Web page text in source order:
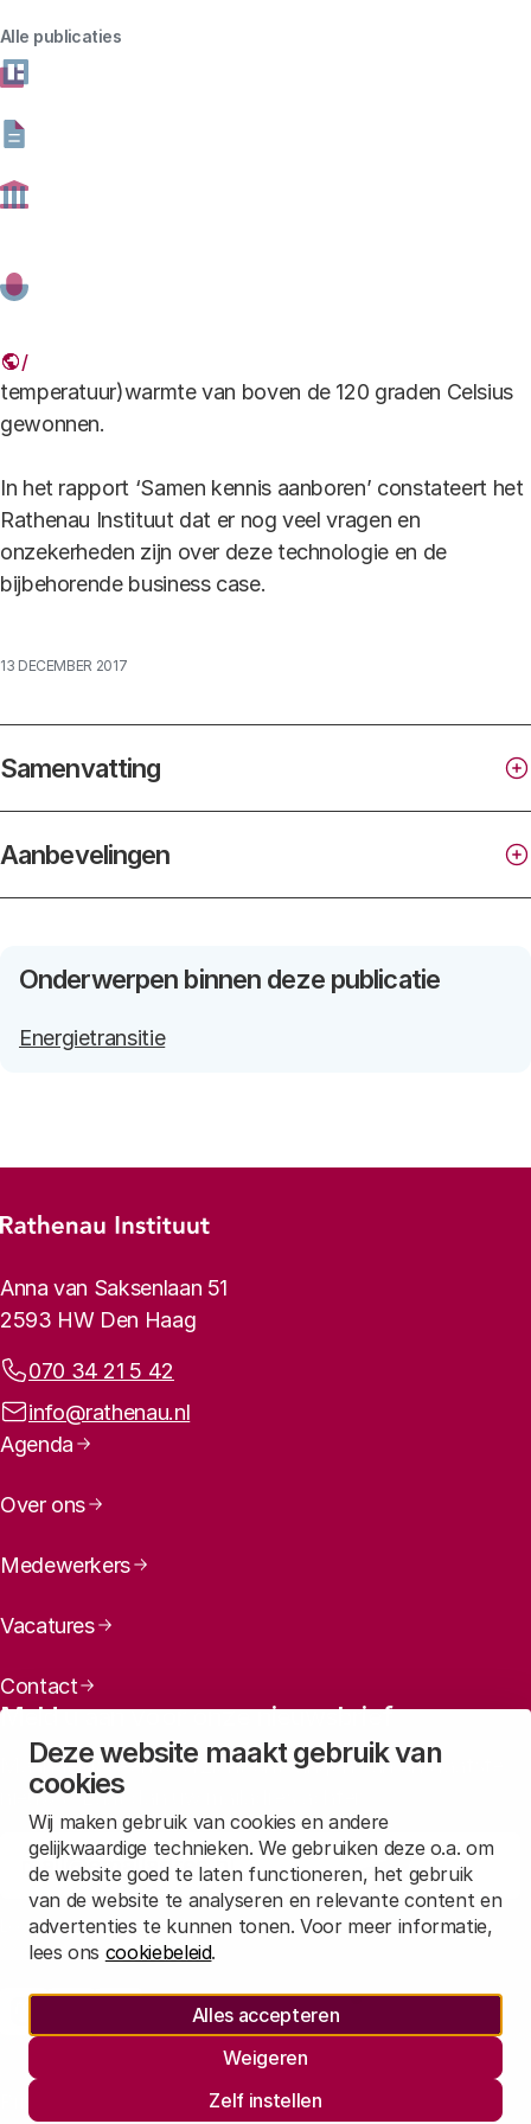
Deze website maakt gebruik van
cookies
Wij maken gebruik van cookies en andere
gelijkwaardige technieken. We gebruiken deze o.a. om
de website goed te laten functioneren, het gebruik
van de website te analyseren en relevante content en
advertenties te kunnen tonen. Voor meer informatie,
lees ons cookiebeleid.
Alles accepteren
Weigeren
Zelf instellen
Alle publicaties
BAP Geothermie.pdf
bestand type
pdf -
boren.JPG
duurzame warmtebron. Hoge verwachtingen zijn er in
dieper geboord dan vier kilometer en (hoge
temperatuur)warmte van boven de 120 graden Celsius
gewonnen.
In het rapport ‘Samen kennis aanboren’ constateert het
Rathenau Instituut dat er nog veel vragen en
onzekerheden zijn over deze technologie en de
bijbehorende business case.
13 DECEMBER 2017
Samenvatting
Aanbevelingen
Onderwerpen binnen deze publicatie
Energietransitie
Footer-menu
Rathenau logo, naar de homepage
Contactinformatie
Anna van Saksenlaan 51
2593 HW Den Haag
Telefoonnummer:
070 34 21 5 42
E-mailadres:
info@rathenau.nl
Paginanavigatie
Agenda
Over ons
Medewerkers
Vacatures
Contact
Meld u aan voor onze nieuwsbrief
Maandelijks een overzicht ontvangen van ons laatste
nieuws? Laat dan uw mailadres achter.
Aanmelden
Lees inonze privacyverklaringhoe wij deze gegevens verwerken.
Sociale media
Rathenau Mastodon
Rathenau LinkedIn
Rathenau Instagram
Juridische informatie
Responsible DisclosureInformatie opvragen